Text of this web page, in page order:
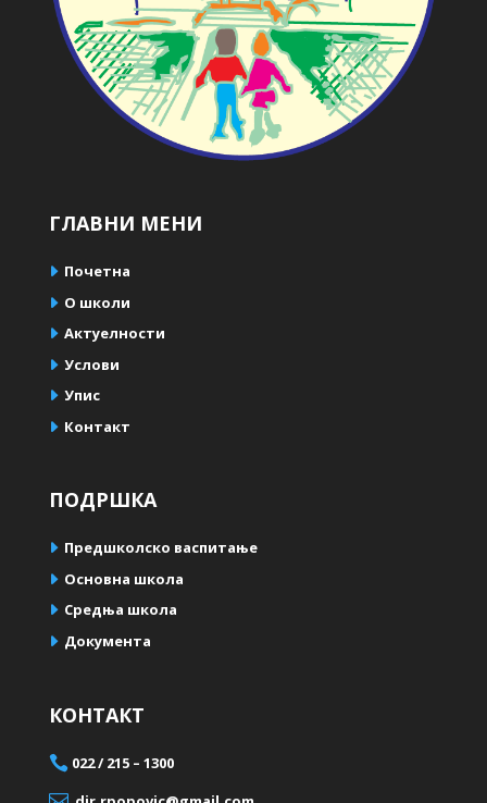
ГЛАВНИ МЕНИ
Почетна
О школи
Актуелности
Услови
Упис
Контакт
ПОДРШКА
Предшколско васпитање
Oсновна школа
Средња школа
Документа
КОНТАКТ
 022 / 215 – 1300